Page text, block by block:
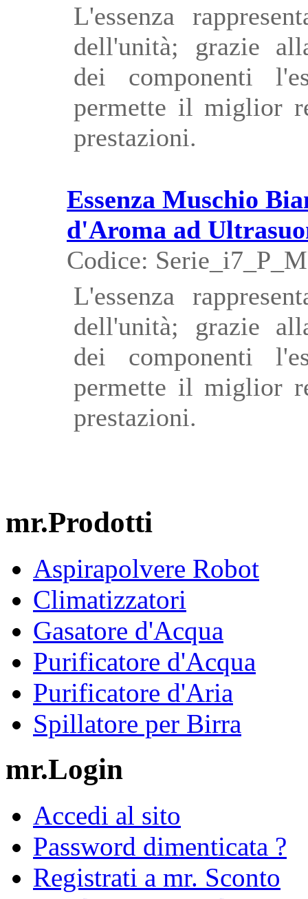
L'essenza
dell'unità; grazie
dei componenti
permette il miglior
prestazioni.
Essenza Muschio
d'Aroma ad
Codice:
L'essenza
dell'unità; grazie
dei componenti
permette il miglior
prestazioni.
mr.Prodotti
Aspirapolvere Robot
Climatizzatori
Gasatore d'Acqua
Purificatore d'Acqua
Purificatore d'Aria
Spillatore per Birra
mr.Login
Accedi al sito
Password dimenticata ?
Registrati a mr. Sconto